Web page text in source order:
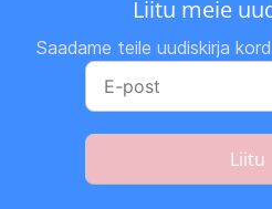
Liitu meie
Saadame teile uudiskirja
Liitu